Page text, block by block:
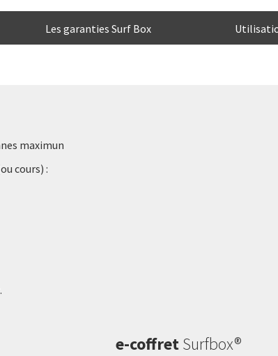
Les garanties Surf Box
maximun
cours) :
.
e-coffretSurfbox®